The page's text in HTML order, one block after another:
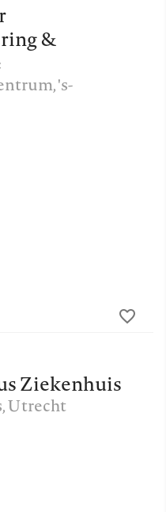
&
, 's-
Ziekenhuis
, Utrecht